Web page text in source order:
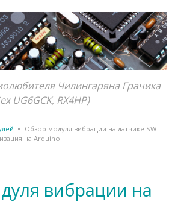
Чилингаряна Грачика
UG6GCK, RX4HP)
Обзор модуля вибрации на датчике SW
на Arduino
вибрации на